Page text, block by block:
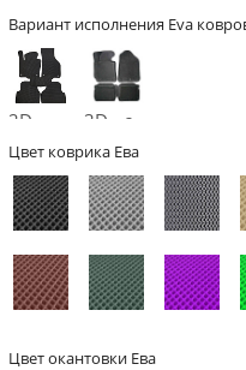
Вариант исполнения Eva
2D -
без
бортов
3D - с
бортами
Цвет коврика Ева
Цвет окантовки Ева